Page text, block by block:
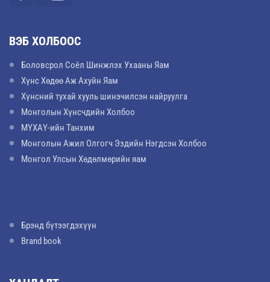
ВЭБ ХОЛБООС
Боловсрол Соёл Шинжлэх Ухааны Яам
Хүнс Хөдөө Аж Ахуйн Яам
Хүнсний тухай хууль шинэчилсэн найруулга
Монголын Хүнсчдийн Холбоо
МҮХАҮ-ийн Танхим
Монголын Ажил Олгогч Эздийн Нэгдсэн Холбоо
Монгол Улсын Хөдөлмөрийн яам
Брэнд бүтээгдэхүүн
Brand book